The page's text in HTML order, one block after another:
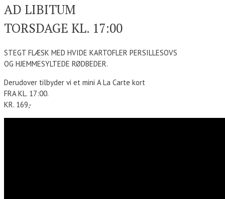
AD LIBITUM
TORSDAGE KL. 17:00
STEGT FLÆSK MED HVIDE KARTOFLER PERSILLESOVS
OG HJEMMESYLTEDE RØDBEDER.
Derudover tilbyder vi et mini A La Carte kort
FRA KL. 17:00.
KR. 169,-